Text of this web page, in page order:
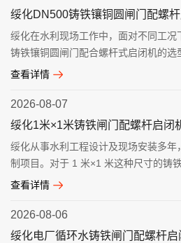
绥化DN500铸铁镶铜圆闸门配螺
绥化在水利现场工作中，面对不同工
铸铁镶铜圆闸门配合螺杆式启闭机的选
查看详情
2026-08-07
绥化1米×1米铸铁闸门配螺杆启闭
绥化从事水利工程设计及现场安装多
制项目。对于 1 米×1 米这种尺寸的铸铁
查看详情
2026-08-06
绥化电厂循环水铸铁闸门配螺杆